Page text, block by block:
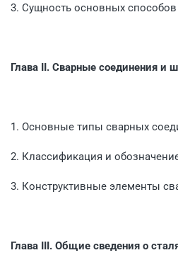
3. Сущность основных
Глава II. Сварные соединения и
1. Основные типы сварных
2. Классификация и
3. Конструктивные элементы
Глава III. Общие сведения о